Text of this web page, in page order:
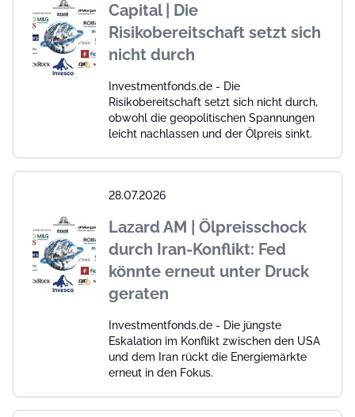
Capital | Die
Risikobereitschaft setzt sich
nicht durch
Investmentfonds.de - Die
Risikobereitschaft setzt sich nicht durch,
obwohl die geopolitischen Spannungen
leicht nachlassen und der Ölpreis sinkt.
28.07.2026
Lazard AM | Ölpreisschock
durch Iran-Konflikt: Fed
könnte erneut unter Druck
geraten
Investmentfonds.de - Die jüngste
Eskalation im Konflikt zwischen den USA
und dem Iran rückt die Energiemärkte
erneut in den Fokus.